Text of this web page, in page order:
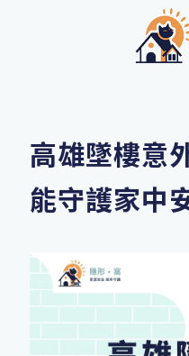
高雄墜樓意
能守護家中